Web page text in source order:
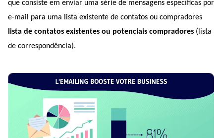
que consiste em enviar uma série de mensagens específicas por
lista de contatos existentes ou potenciais compradores (lista
de correspondência).